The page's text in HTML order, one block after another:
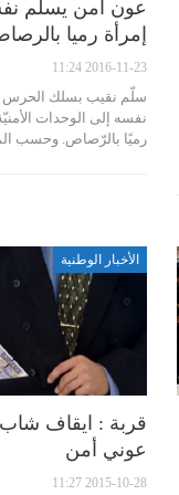
عون امن يسلّم
إمرأة رميا
2016-11-23 11:24
سلّم نقيب بسلك الحرس
نفسه إلى الوحدات
رميًا بالرّصاص. وحسب
الأخبار الوطنية
قربة : ايقاف
عوني أمن
2015-10-28 11:27